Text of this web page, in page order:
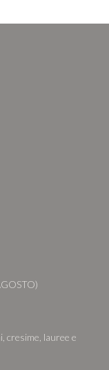
cresime, lauree e